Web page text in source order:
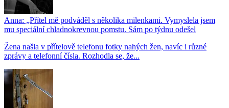
Anna: „Přítel mě podváděl s několika milenkami. Vymyslela jsem
mu speciální chladnokrevnou pomstu. Sám po týdnu odešel
Žena našla v přítelově telefonu fotky nahých žen, navíc i různé
zprávy a telefonní čísla. Rozhodla se, že...